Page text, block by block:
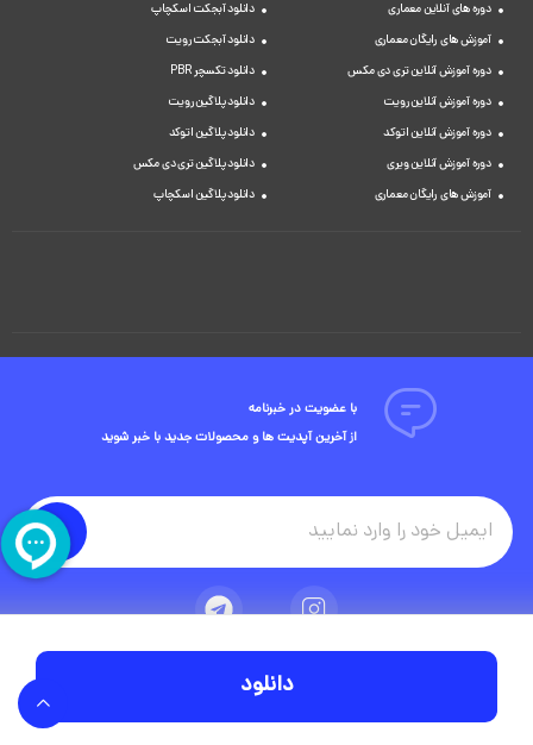
دانلود
دوره های آنلاین معماری
آموزش های رایگان معماری
دوره آموزش آنلاین تری دی مکس
دوره آموزش آنلاین رویت
دوره آموزش آنلاین اتوکد
دوره آموزش آنلاین ویری
آموزش های رایگان معماری
دانلود آبجکت اسکچاپ
دانلود آبجکت رویت
دانلود تکسچر PBR
دانلود پلاگین رویت
دانلود پلاگین اتوکد
دانلود پلاگین تری دی مکس
دانلود پلاگین اسکچاپ
با عضویت در خبرنامه
از آخرین آپدیت ها و محصولات جدید با خبر شوید
تمامی حقوق مادی و معنوی این وبسایت متعلق به شرکت ویوید ویژوال است.